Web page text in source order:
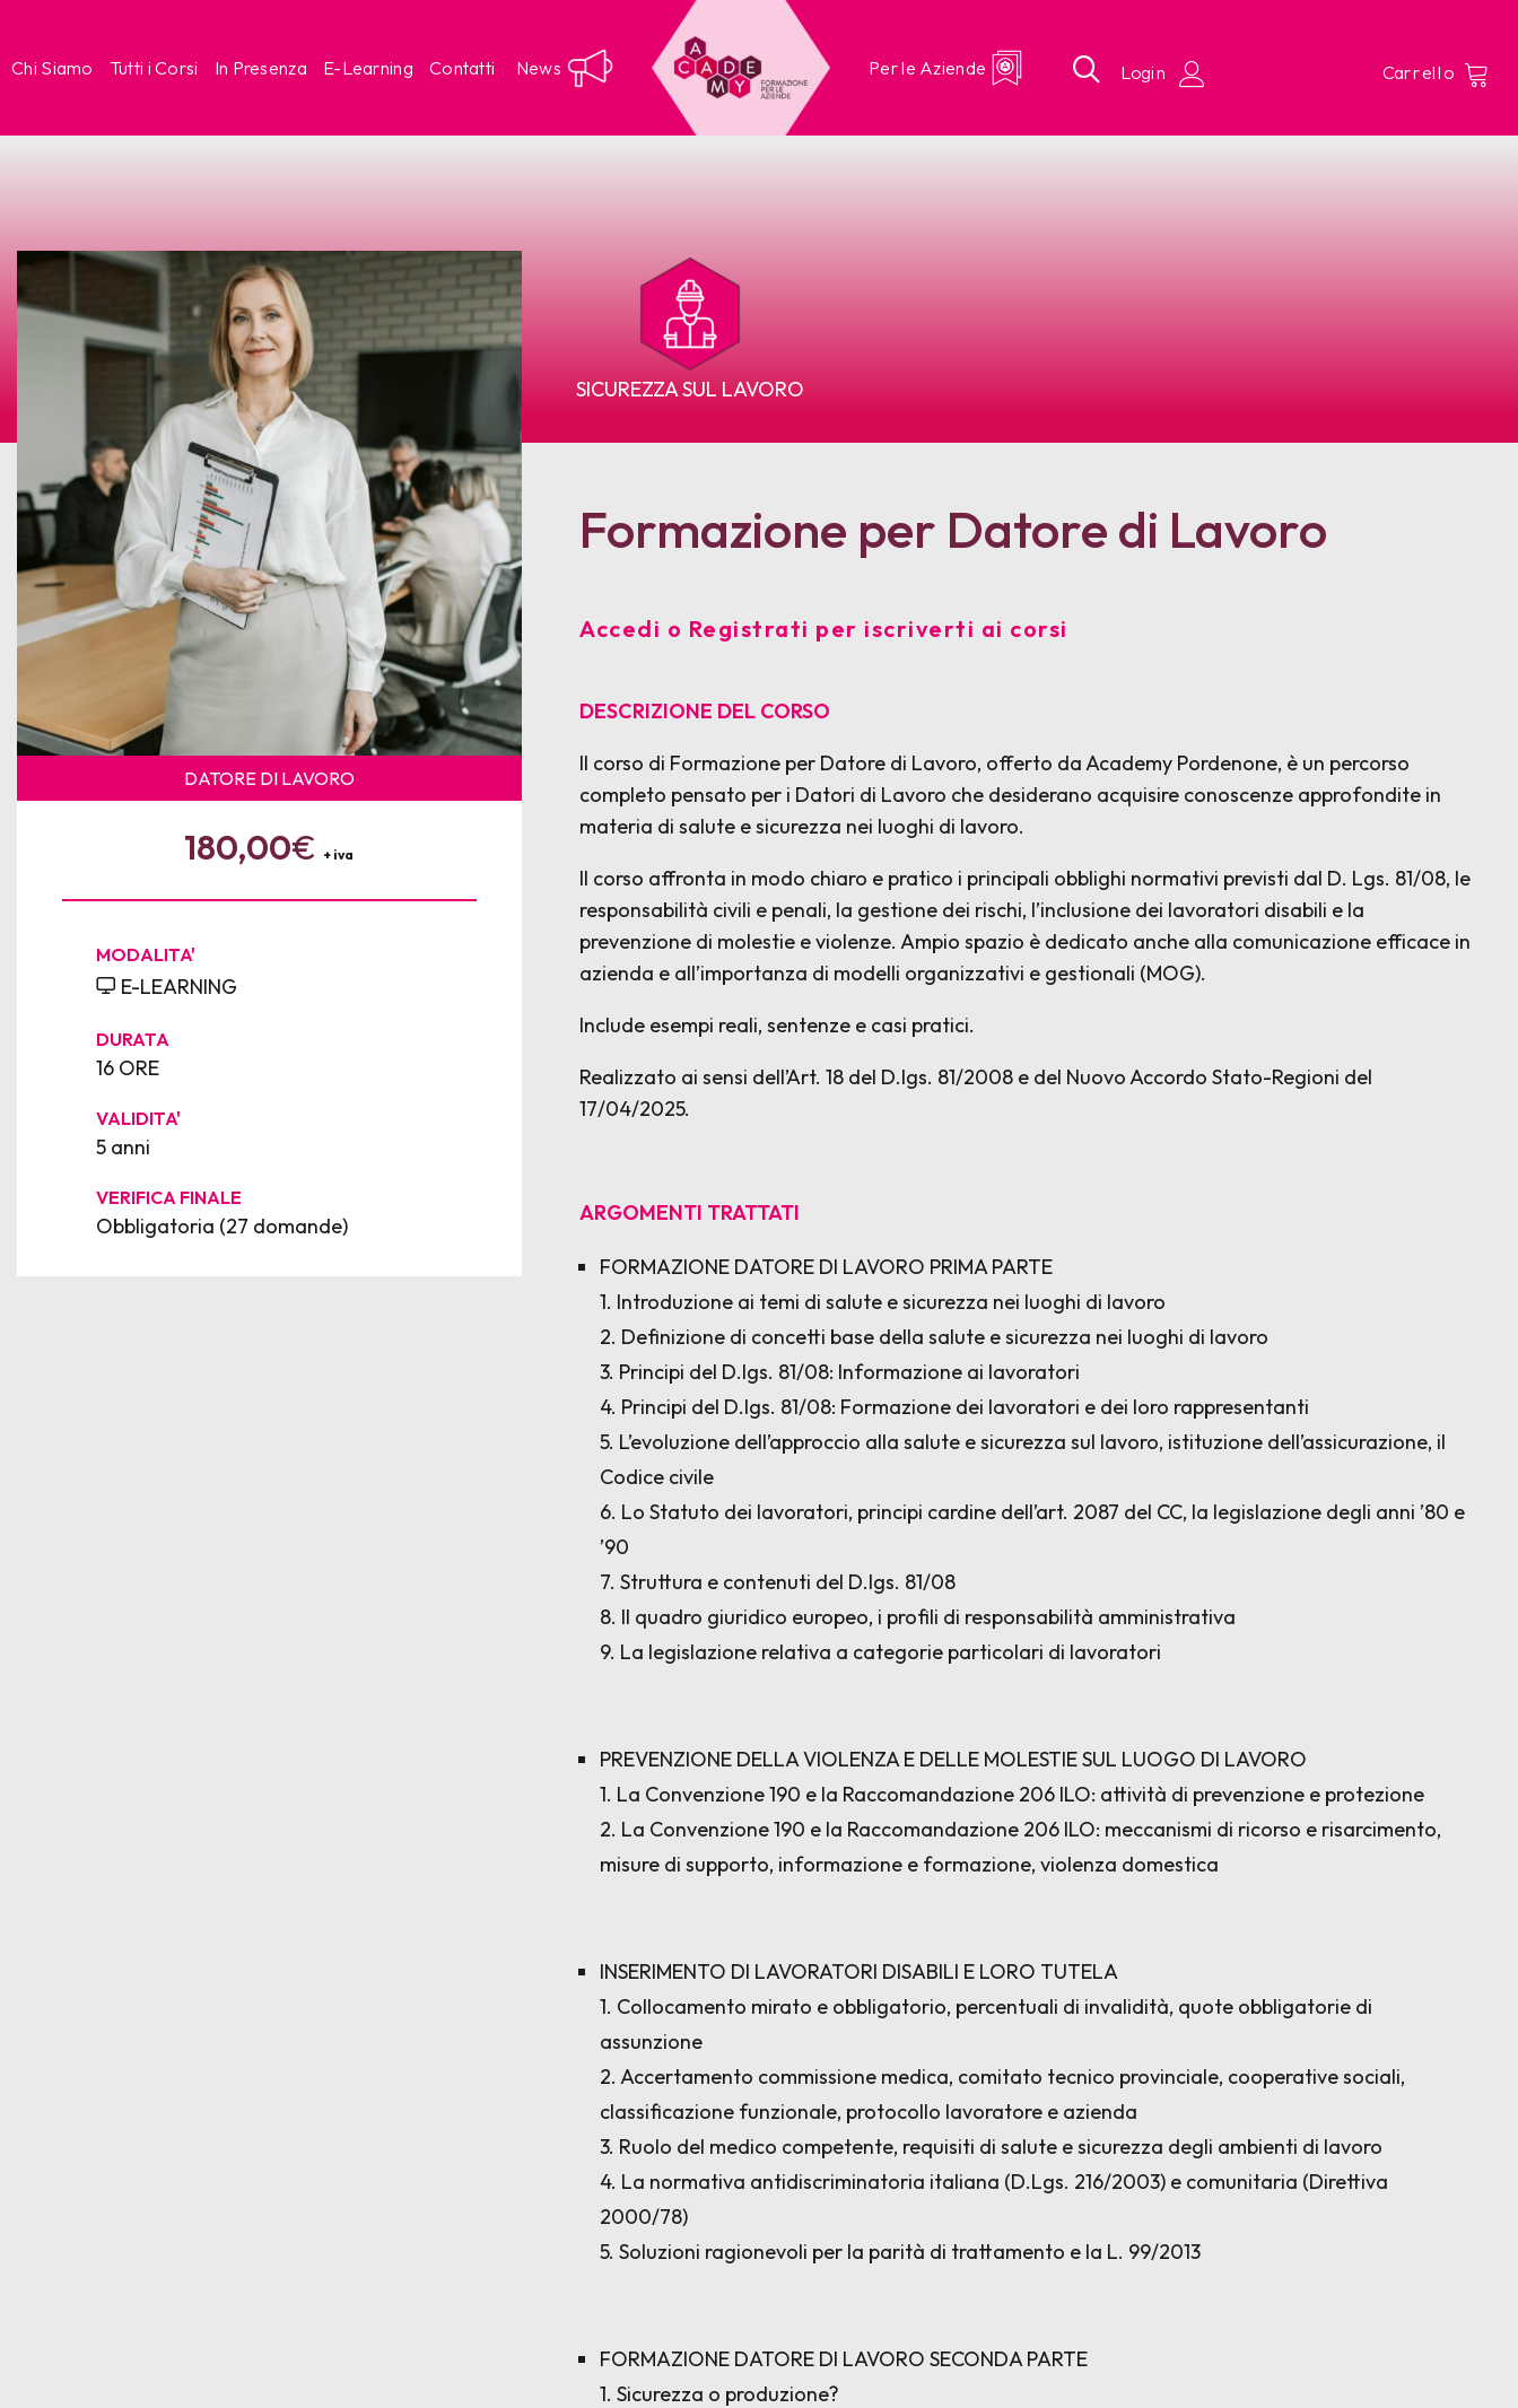
Chi Siamo Tutti i Corsi In Presenza E-Learning Contatti News Per le Aziende
SICUREZZA SUL LAVORO
DATORE DI LAVORO
180,00€ + iva
MODALITA'
E-LEARNING
DURATA
16 ORE
VALIDITA'
5 anni
VERIFICA FINALE
Obbligatoria (27 domande)
Formazione per Datore di Lavoro
Accedi o Registrati per iscriverti ai corsi
DESCRIZIONE DEL CORSO
Il corso di Formazione per Datore di Lavoro, offerto da Academy Pordenone, è un percorso
completo pensato per i Datori di Lavoro che desiderano acquisire conoscenze approfondite in
materia di salute e sicurezza nei luoghi di lavoro.
Il corso affronta in modo chiaro e pratico i principali obblighi normativi previsti dal D. Lgs. 81/08, le
responsabilità civili e penali, la gestione dei rischi, l’inclusione dei lavoratori disabili e la
prevenzione di molestie e violenze. Ampio spazio è dedicato anche alla comunicazione efficace in
azienda e all’importanza di modelli organizzativi e gestionali (MOG).
Include esempi reali, sentenze e casi pratici.
Realizzato ai sensi dell’Art. 18 del D.lgs. 81/2008 e del Nuovo Accordo Stato-Regioni del
17/04/2025.
ARGOMENTI TRATTATI
FORMAZIONE DATORE DI LAVORO PRIMA PARTE
1. Introduzione ai temi di salute e sicurezza nei luoghi di lavoro
2. Definizione di concetti base della salute e sicurezza nei luoghi di lavoro
3. Principi del D.lgs. 81/08: Informazione ai lavoratori
4. Principi del D.lgs. 81/08: Formazione dei lavoratori e dei loro rappresentanti
5. L’evoluzione dell’approccio alla salute e sicurezza sul lavoro, istituzione dell’assicurazione, il
Codice civile
6. Lo Statuto dei lavoratori, principi cardine dell’art. 2087 del CC, la legislazione degli anni ’80 e
’90
7. Struttura e contenuti del D.lgs. 81/08
8. Il quadro giuridico europeo, i profili di responsabilità amministrativa
9. La legislazione relativa a categorie particolari di lavoratori
PREVENZIONE DELLA VIOLENZA E DELLE MOLESTIE SUL LUOGO DI LAVORO
1. La Convenzione 190 e la Raccomandazione 206 ILO: attività di prevenzione e protezione
2. La Convenzione 190 e la Raccomandazione 206 ILO: meccanismi di ricorso e risarcimento,
misure di supporto, informazione e formazione, violenza domestica
INSERIMENTO DI LAVORATORI DISABILI E LORO TUTELA
1. Collocamento mirato e obbligatorio, percentuali di invalidità, quote obbligatorie di
assunzione
2. Accertamento commissione medica, comitato tecnico provinciale, cooperative sociali,
classificazione funzionale, protocollo lavoratore e azienda
3. Ruolo del medico competente, requisiti di salute e sicurezza degli ambienti di lavoro
4. La normativa antidiscriminatoria italiana (D.Lgs. 216/2003) e comunitaria (Direttiva
2000/78)
5. Soluzioni ragionevoli per la parità di trattamento e la L. 99/2013
FORMAZIONE DATORE DI LAVORO SECONDA PARTE
1. Sicurezza o produzione?